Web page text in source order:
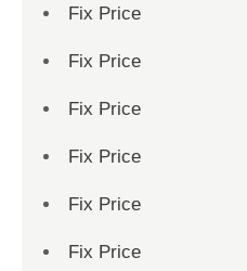
Fix Price
Fix Price
Fix Price
Fix Price
Fix Price
Fix Price